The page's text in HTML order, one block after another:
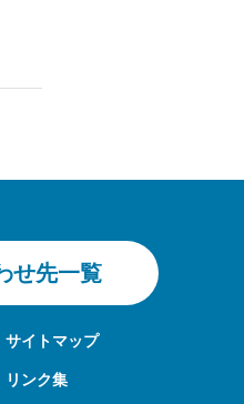
せ先一覧
サイトマップ
リンク集